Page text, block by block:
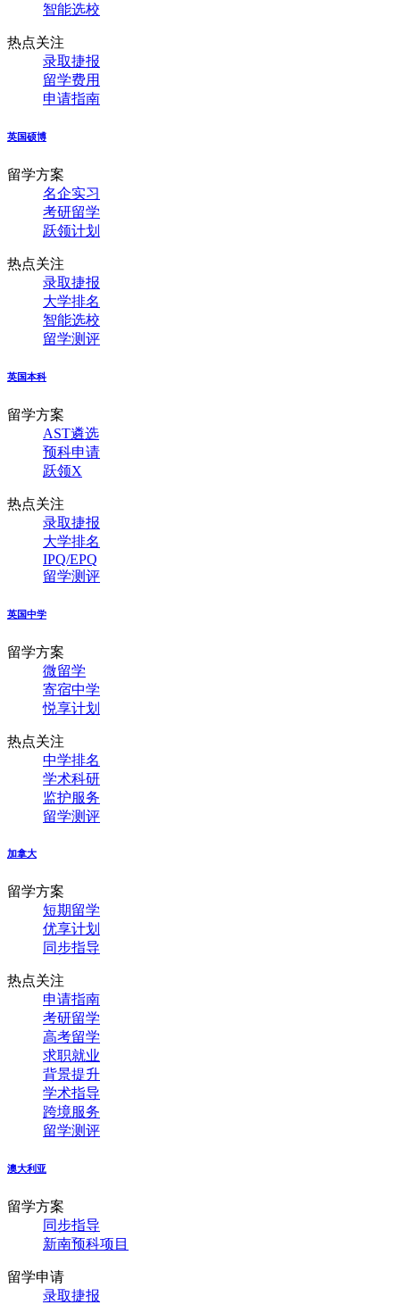
智能选校
热点关注
录取捷报
留学费用
申请指南
英国硕博
留学方案
名企实习
考研留学
跃领计划
热点关注
录取捷报
大学排名
智能选校
留学测评
英国本科
留学方案
AST遴选
预科申请
跃领X
热点关注
录取捷报
大学排名
IPQ/EPQ
留学测评
英国中学
留学方案
微留学
寄宿中学
悦享计划
热点关注
中学排名
学术科研
监护服务
留学测评
加拿大
留学方案
短期留学
优享计划
同步指导
热点关注
申请指南
考研留学
高考留学
求职就业
背景提升
学术指导
跨境服务
留学测评
澳大利亚
留学方案
同步指导
新南预科项目
留学申请
录取捷报